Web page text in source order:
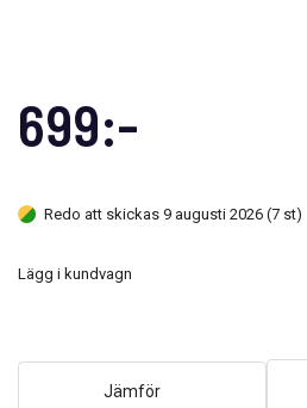
699:-
Redo att skickas 9 augusti 2026 (7 st)
Lägg i kundvagn
Jämför